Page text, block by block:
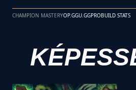
CHAMPION MASTERYOP.GGU.GGPROBUILD STATS